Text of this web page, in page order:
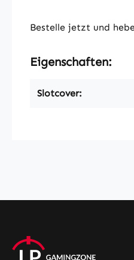
Bestelle jetzt und
Eigenschaften:
Slotcover: